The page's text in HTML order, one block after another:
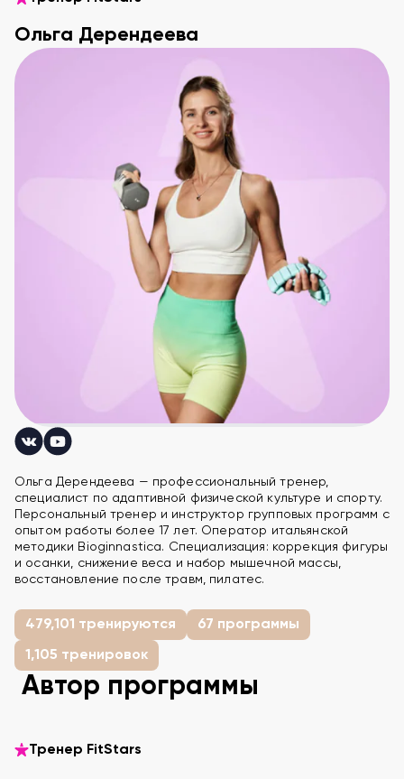
Ольга Дерендеева — профессиональный тренер,
специалист по адаптивной физической культуре и спорту.
Персональный тренер и инструктор групповых программ с
опытом работы более 17 лет. Оператор итальянской
методики Bioginnastica. Специализация: коррекция фигуры
и осанки, снижение веса и набор мышечной массы,
восстановление после травм, пилатес.
479,101 тренируются 67 программы
1,105 тренировок
Ольга Дерендеева
Автор программы
Тренер FitStars